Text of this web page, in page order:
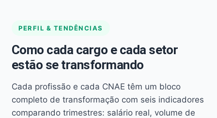
PERFIL & TENDÊNCIAS
Como cada cargo e cada setor
estão se transformando
Cada profissão e cada CNAE têm um bloco
completo de transformação com seis indicadores
comparando trimestres: salário real, volume de